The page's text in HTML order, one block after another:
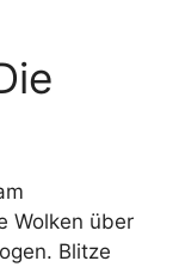
Wolken über
Blitze